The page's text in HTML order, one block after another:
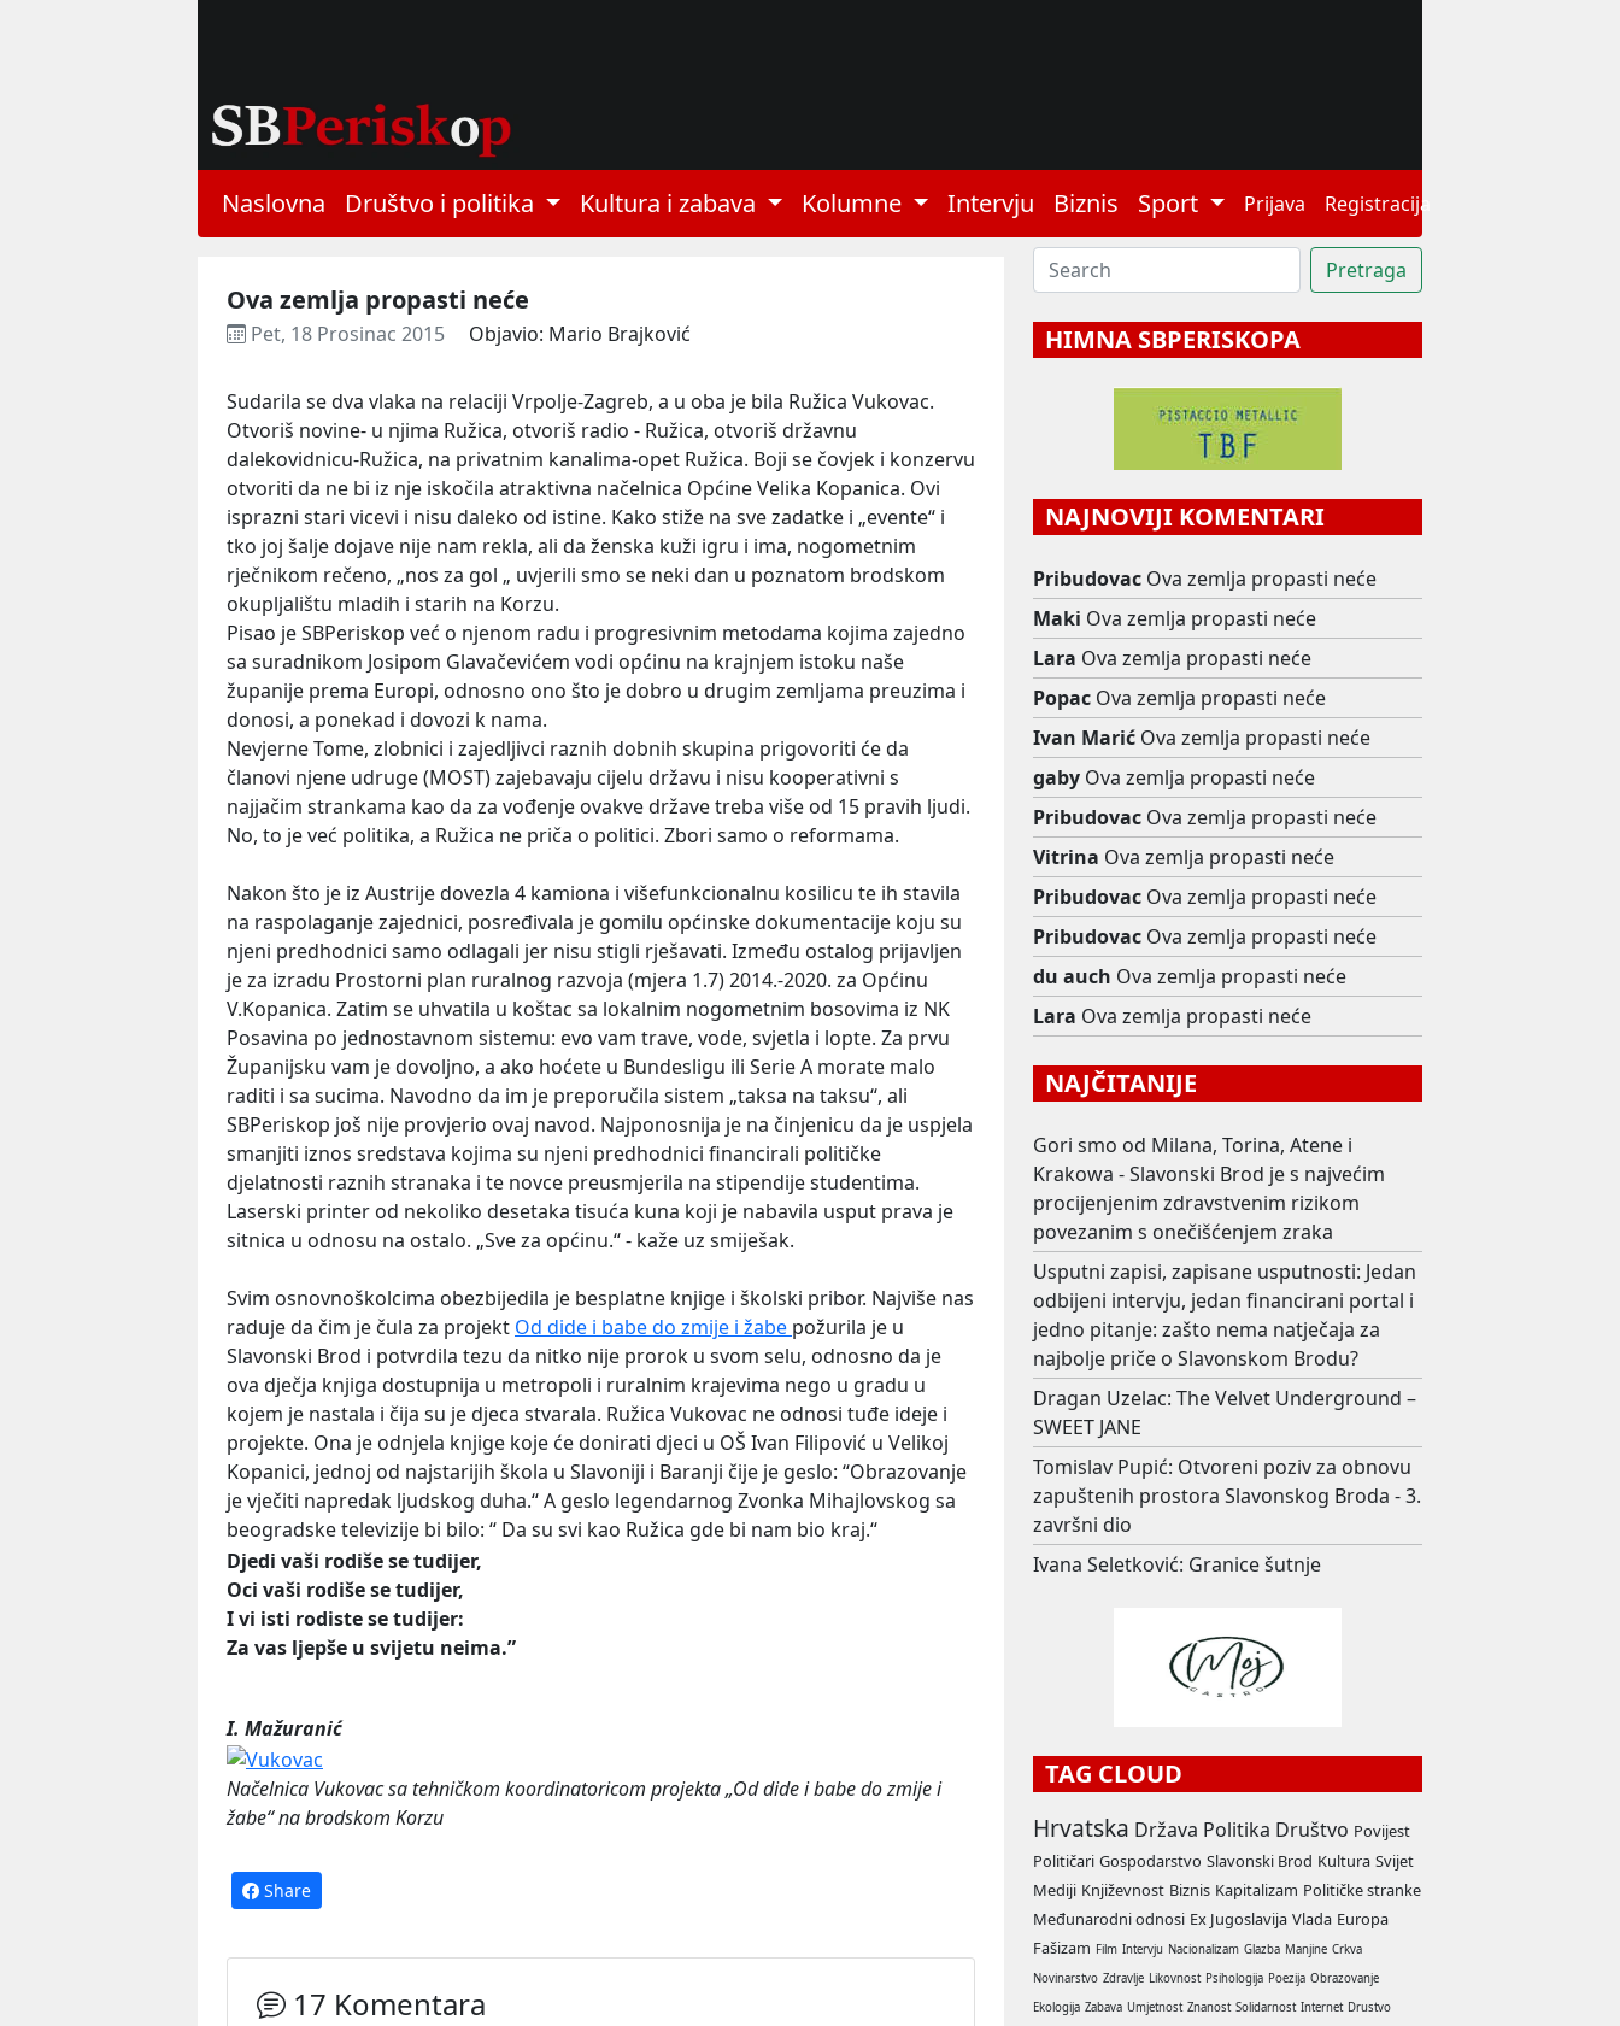
Naslovna Društvo i politika Kultura i zabava Kolumne Intervju Biznis Sport Prijava Registracija
Ova zemlja propasti neće
Pet, 18 Prosinac 2015 Objavio: Mario Brajković
Sudarila se dva vlaka na relaciji Vrpolje-Zagreb, a u oba je bila Ružica Vukovac.
Otvoriš novine- u njima Ružica, otvoriš radio - Ružica, otvoriš državnu
dalekovidnicu-Ružica, na privatnim kanalima-opet Ružica. Boji se čovjek i konzervu
otvoriti da ne bi iz nje iskočila atraktivna načelnica Općine Velika Kopanica. Ovi
isprazni stari vicevi i nisu daleko od istine. Kako stiže na sve zadatke i „evente“ i
tko joj šalje dojave nije nam rekla, ali da ženska kuži igru i ima, nogometnim
rječnikom rečeno, „nos za gol „ uvjerili smo se neki dan u poznatom brodskom
okupljalištu mladih i starih na Korzu.
Pisao je SBPeriskop već o njenom radu i progresivnim metodama kojima zajedno
sa suradnikom Josipom Glavačevićem vodi općinu na krajnjem istoku naše
županije prema Europi, odnosno ono što je dobro u drugim zemljama preuzima i
donosi, a ponekad i dovozi k nama.
Nevjerne Tome, zlobnici i zajedljivci raznih dobnih skupina prigovoriti će da
članovi njene udruge (MOST) zajebavaju cijelu državu i nisu kooperativni s
najjačim strankama kao da za vođenje ovakve države treba više od 15 pravih ljudi.
No, to je već politika, a Ružica ne priča o politici. Zbori samo o reformama.
Nakon što je iz Austrije dovezla 4 kamiona i višefunkcionalnu kosilicu te ih stavila
na raspolaganje zajednici, posređivala je gomilu općinske dokumentacije koju su
njeni predhodnici samo odlagali jer nisu stigli rješavati. Između ostalog prijavljen
je za izradu Prostorni plan ruralnog razvoja (mjera 1.7) 2014.-2020. za Općinu
V.Kopanica. Zatim se uhvatila u koštac sa lokalnim nogometnim bosovima iz NK
Posavina po jednostavnom sistemu: evo vam trave, vode, svjetla i lopte. Za prvu
Županijsku vam je dovoljno, a ako hoćete u Bundesligu ili Serie A morate malo
raditi i sa sucima. Navodno da im je preporučila sistem „taksa na taksu“, ali
SBPeriskop još nije provjerio ovaj navod. Najponosnija je na činjenicu da je uspjela
smanjiti iznos sredstava kojima su njeni predhodnici financirali političke
djelatnosti raznih stranaka i te novce preusmjerila na stipendije studentima.
Laserski printer od nekoliko desetaka tisuća kuna koji je nabavila usput prava je
sitnica u odnosu na ostalo. „Sve za općinu.“ - kaže uz smiješak.
Svim osnovnoškolcima obezbijedila je besplatne knjige i školski pribor. Najviše nas
raduje da čim je čula za projekt Od dide i babe do zmije i žabe požurila je u
Slavonski Brod i potvrdila tezu da nitko nije prorok u svom selu, odnosno da je
ova dječja knjiga dostupnija u metropoli i ruralnim krajevima nego u gradu u
kojem je nastala i čija su je djeca stvarala. Ružica Vukovac ne odnosi tuđe ideje i
projekte. Ona je odnjela knjige koje će donirati djeci u OŠ Ivan Filipović u Velikoj
Kopanici, jednoj od najstarijih škola u Slavoniji i Baranji čije je geslo: “Obrazovanje
je vječiti napredak ljudskog duha.“ A geslo legendarnog Zvonka Mihajlovskog sa
beogradske televizije bi bilo: “ Da su svi kao Ružica gde bi nam bio kraj.“
Djedi vaši rodiše se tudijer,
Oci vaši rodiše se tudijer,
I vi isti rodiste se tudijer:
Za vas ljepše u svijetu neima.”
I. Mažuranić
Načelnica Vukovac sa tehničkom koordinatoricom projekta „Od dide i babe do zmije i
žabe“ na brodskom Korzu
Share
17 Komentara
HIMNA SBPERISKOPA
NAJNOVIJI KOMENTARI
Pribudovac Ova zemlja propasti neće
Maki Ova zemlja propasti neće
Lara Ova zemlja propasti neće
Popac Ova zemlja propasti neće
Ivan Marić Ova zemlja propasti neće
gaby Ova zemlja propasti neće
Pribudovac Ova zemlja propasti neće
Vitrina Ova zemlja propasti neće
Pribudovac Ova zemlja propasti neće
Pribudovac Ova zemlja propasti neće
du auch Ova zemlja propasti neće
Lara Ova zemlja propasti neće
NAJČITANIJE
Gori smo od Milana, Torina, Atene i
Krakowa - Slavonski Brod je s najvećim
procijenjenim zdravstvenim rizikom
povezanim s onečišćenjem zraka
Usputni zapisi, zapisane usputnosti: Jedan
odbijeni intervju, jedan financirani portal i
jedno pitanje: zašto nema natječaja za
najbolje priče o Slavonskom Brodu?
Dragan Uzelac: The Velvet Underground –
SWEET JANE
Tomislav Pupić: Otvoreni poziv za obnovu
zapuštenih prostora Slavonskog Broda - 3.
završni dio
Ivana Seletković: Granice šutnje
TAG CLOUD
Hrvatska Država Politika Društvo Povijest
Političari Gospodarstvo Slavonski Brod Kultura Svijet
Mediji Književnost Biznis Kapitalizam Političke stranke
Međunarodni odnosi Ex Jugoslavija Vlada Europa
Fašizam Film Intervju Nacionalizam Glazba Manjine Crkva
Novinarstvo Zdravlje Likovnost Psihologija Poezija Obrazovanje
Ekologija Zabava Umjetnost Znanost Solidarnost Internet Drustvo